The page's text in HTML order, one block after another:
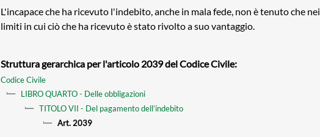
L'incapace che ha ricevuto l'indebito, anche in mala fede, non è tenuto che nei
limiti in cui ciò che ha ricevuto è stato rivolto a suo vantaggio.
Struttura gerarchica per l'articolo 2039 del Codice Civile:
Codice Civile
LIBRO QUARTO - Delle obbligazioni
TITOLO VII - Del pagamento dell’indebito
Art. 2039